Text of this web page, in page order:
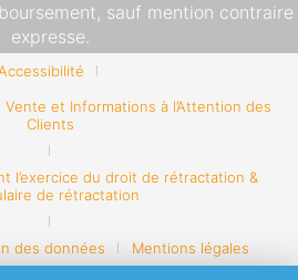
sauf mention contraire
expresse.
et Informations à l’Attention des
Clients
l’exercice du droit de rétractation &
de rétractation
des données Mentions légales